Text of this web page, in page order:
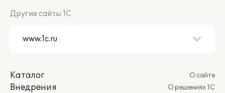
Другие сайты 1С
Каталог
Внедрения
О сайте
О решениях 1С